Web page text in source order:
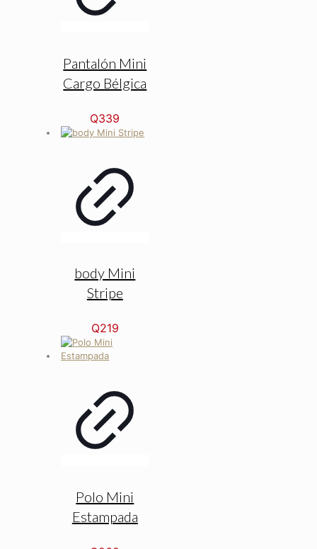
Pantalón Mini
Cargo Bélgica
Q339
body Mini
Stripe
Q219
Polo Mini
Estampada